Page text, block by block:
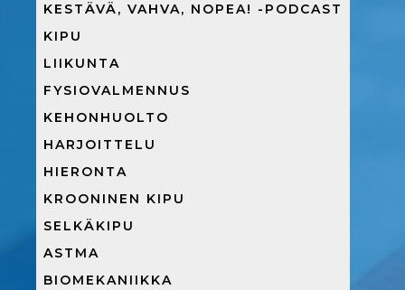
KESTÄVÄ, VAHVA, NOPEA! -PODCAST
KIPU
LIIKUNTA
FYSIOVALMENNUS
KEHONHUOLTO
HARJOITTELU
HIERONTA
KROONINEN KIPU
SELKÄKIPU
ASTMA
BIOMEKANIIKKA